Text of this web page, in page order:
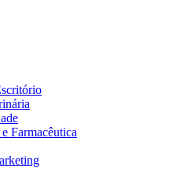
Farmacêutica